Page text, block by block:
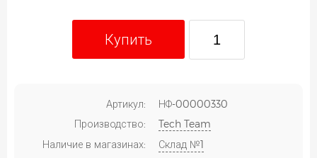
Купить
Артикул:
НФ-00000330
Производство:
Tech Team
Наличие в магазинах:
Склад №1